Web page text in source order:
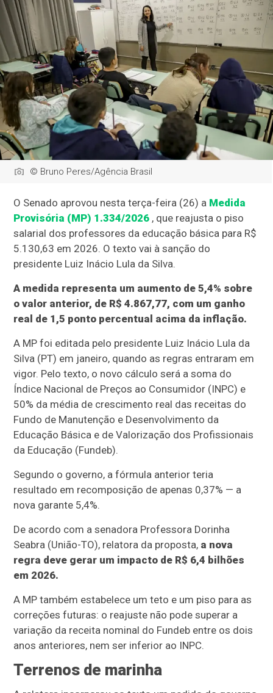
© Bruno Peres/Agência Brasil
O Senado aprovou nesta terça-feira (26) a Medida
Provisória (MP) 1.334/2026 , que reajusta o piso
salarial dos professores da educação básica para R$
5.130,63 em 2026. O texto vai à sanção do
presidente Luiz Inácio Lula da Silva.
A medida representa um aumento de 5,4% sobre
o valor anterior, de R$ 4.867,77, com um ganho
real de 1,5 ponto percentual acima da inflação.
A MP foi editada pelo presidente Luiz Inácio Lula da
Silva (PT) em janeiro, quando as regras entraram em
vigor. Pelo texto, o novo cálculo será a soma do
Índice Nacional de Preços ao Consumidor (INPC) e
50% da média de crescimento real das receitas do
Fundo de Manutenção e Desenvolvimento da
Educação Básica e de Valorização dos Profissionais
da Educação (Fundeb).
Segundo o governo, a fórmula anterior teria
resultado em recomposição de apenas 0,37% — a
nova garante 5,4%.
De acordo com a senadora Professora Dorinha
Seabra (União-TO), relatora da proposta, a nova
regra deve gerar um impacto de R$ 6,4 bilhões
em 2026.
A MP também estabelece um teto e um piso para as
correções futuras: o reajuste não pode superar a
variação da receita nominal do Fundeb entre os dois
anos anteriores, nem ser inferior ao INPC.
Terrenos de marinha